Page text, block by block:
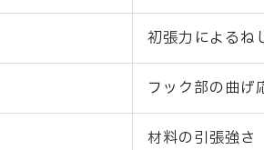
初張力によるね
フック部の曲げ
材料の引張強さ